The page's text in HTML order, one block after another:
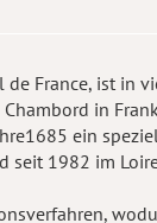
de France, ist in
in
ein
seit 1982 im